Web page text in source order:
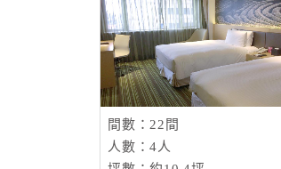
間數：22間
人數：4人